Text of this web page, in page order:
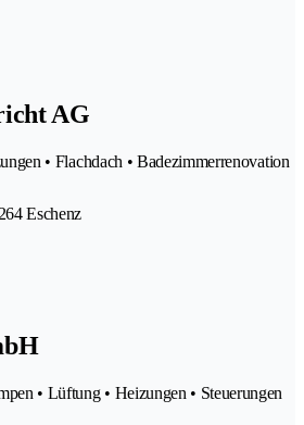
AG
• Flachdach • Badezimmerrenovation
Eschenz
• Lüftung • Heizungen • Steuerungen